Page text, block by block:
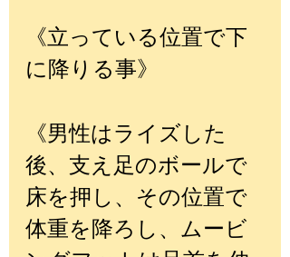
《立っている位置で下
に降りる事》
《男性はライズした
後、支え足のボールで
床を押し、その位置で
体重を降ろし、ムービ